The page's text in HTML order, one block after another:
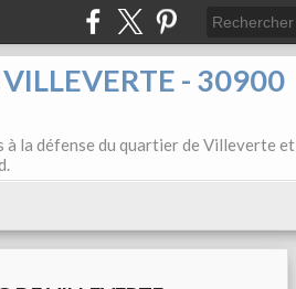
- 30900
à la défense du quartier de Villeverte et